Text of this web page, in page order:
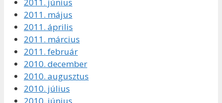
2011. június
2011. május
2011. április
2011. március
2011. február
2010. december
2010. augusztus
2010. július